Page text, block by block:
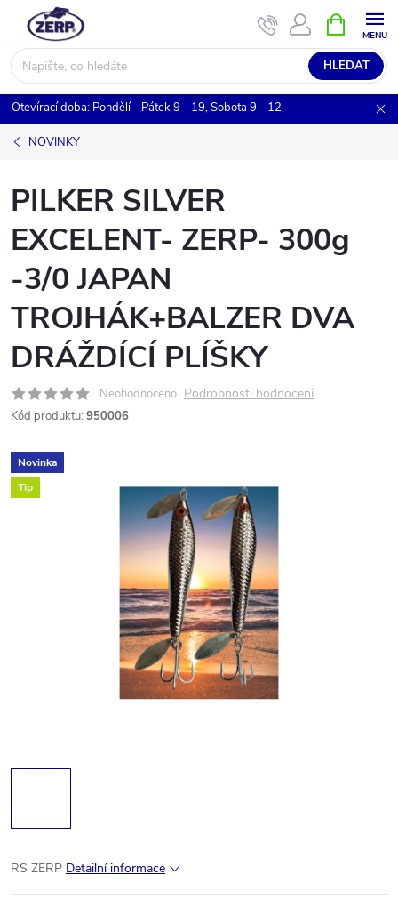
obsah
HLEDAT
NÁKUPNÍ
KOŠÍK
Otevírací doba: Pondělí - Pátek 9 - 19, Sobota 9 - 12
NOVINKY
PILKER SILVER
EXCELENT- ZERP- 300g
-3/0 JAPAN
TROJHÁK+BALZER DVA
DRÁŽDÍCÍ PLÍŠKY
Neohodnoceno Podrobnosti hodnocení
Kód produktu: 950006
Novinka
Tip
RS ZERP Detailní informace